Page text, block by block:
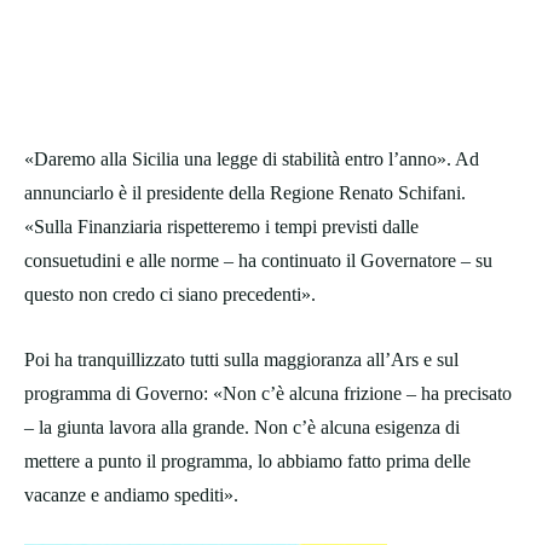
«Daremo alla Sicilia una legge di stabilità entro l’anno». Ad
annunciarlo è il presidente della Regione Renato Schifani.
«Sulla Finanziaria rispetteremo i tempi previsti dalle
consuetudini e alle norme – ha continuato il Governatore – su
questo non credo ci siano precedenti».
Poi ha tranquillizzato tutti sulla maggioranza all’Ars e sul
programma di Governo: «Non c’è alcuna frizione – ha precisato
– la giunta lavora alla grande. Non c’è alcuna esigenza di
mettere a punto il programma, lo abbiamo fatto prima delle
vacanze e andiamo spediti».